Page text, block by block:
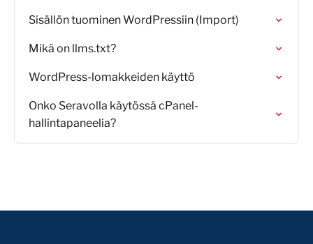
Sisällön tuominen WordPressiin (Import)
Mikä on llms.txt?
WordPress-lomakkeiden käyttö
Onko Seravolla käytössä cPanel-
hallintapaneelia?